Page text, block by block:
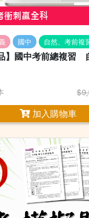
國中 自然、考前複
】國中考前總複習
加入購物車